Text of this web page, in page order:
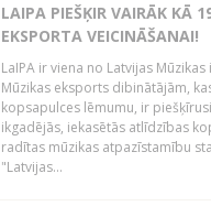
LAIPA PIEŠĶIR VAIRĀK KĀ
EKSPORTA VEICINĀŠANAI!
LaIPA ir viena no Latvijas
Mūzikas eksports dibinātājām,
kopsapulces lēmumu, ir
ikgadējās, iekasētās atlīdzības
radītas mūzikas atpazīstamību
"Latvijas...